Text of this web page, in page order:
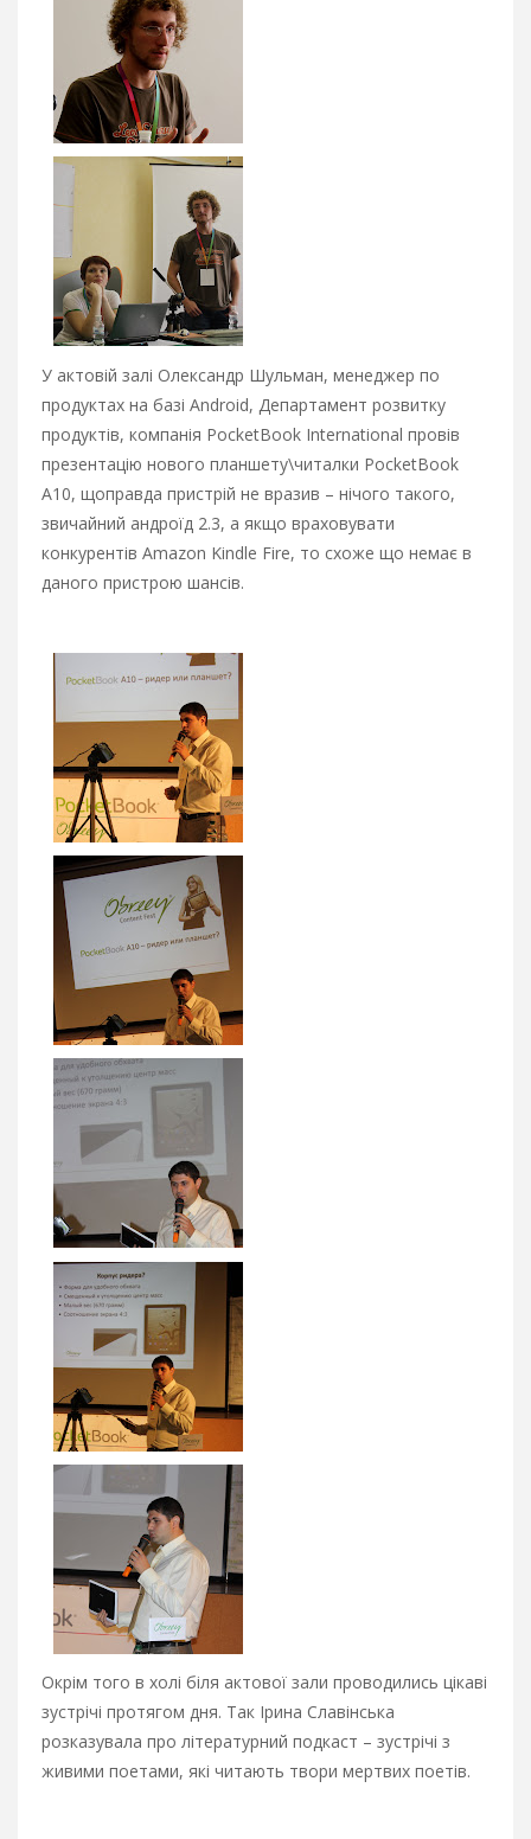
У актовій залі Олександр Шульман, менеджер по
продуктах на базі Android, Департамент розвитку
продуктів, компанія PocketBook International провів
презентацію нового планшету\читалки PocketBook
A10, щоправда пристрій не вразив – нічого такого,
звичайний андроїд 2.3, а якщо враховувати
конкурентів Amazon Kindle Fire, то схоже що немає в
даного пристрою шансів.
Окрім того в холі біля актової зали проводились цікаві
зустрічі протягом дня. Так Ірина Славінська
розказувала про літературний подкаст – зустрічі з
живими поетами, які читають твори мертвих поетів.